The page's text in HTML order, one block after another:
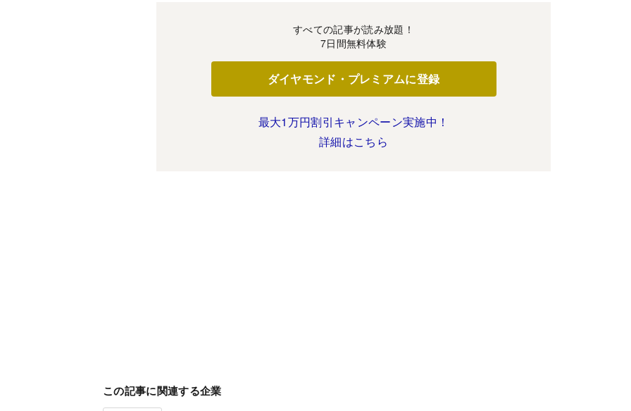
すべての記事が読み放題！
7日間無料体験
ダイヤモンド・プレミアムに登録
最大1万円割引キャンペーン実施中！
詳細はこちら
この記事に関連する企業